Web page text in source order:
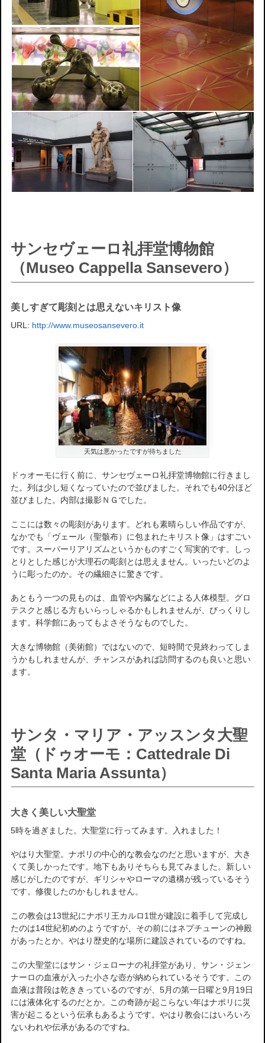
サンセヴェーロ礼拝堂博物館
（Museo Cappella Sansevero）
美しすぎて彫刻とは思えないキリスト像
URL: http://www.museosansevero.it
天気は悪かったですが待ちました
ドゥオーモに行く前に、サンセヴェーロ礼拝堂博物館に行きまし
た。列は少し短くなっていたので並びました。それでも40分ほど
並びました。内部は撮影ＮＧでした。
ここには数々の彫刻があります。どれも素晴らしい作品ですが、
なかでも「ヴェール（聖骸布）に包まれたキリスト像」はすごい
です。スーパーリアリズムというかものすごく写実的です。しっ
とりとした感じが大理石の彫刻とは思えません。いったいどのよ
うに彫ったのか。その繊細さに驚きです。
あともう一つの見ものは、血管や内臓などによる人体模型。グロ
テスクと感じる方もいらっしゃるかもしれませんが、びっくりし
ます。科学館にあってもよさそうなものでした。
大きな博物館（美術館）ではないので、短時間で見終わってしま
うかもしれませんが、チャンスがあれば訪問するのも良いと思い
ます。
サンタ・マリア・アッスンタ大聖
堂（ドゥオーモ：Cattedrale Di
Santa Maria Assunta）
大きく美しい大聖堂
5時を過ぎました。大聖堂に行ってみます。入れました！
やはり大聖堂。ナポリの中心的な教会なのだと思いますが、大き
くて美しかったです。地下もありそちらも見てみました。新しい
感じがしたのですが、ギリシャやローマの遺構が残っているそう
です。修復したのかもしれません。
この教会は13世紀にナポリ王カルロ1世が建設に着手して完成し
たのは14世紀初めのようですが、その前にはネプチューンの神殿
があったとか。やはり歴史的な場所に建設されているのですね。
この大聖堂にはサン・ジェローナの礼拝堂があり、サン・ジェン
ナーロの血液が入った小さな壺が納められているそうです。この
血液は普段は乾ききっているのですが、5月の第一日曜と9月19日
には液体化するのだとか。この奇跡が起こらない年はナポリに災
害が起こるという伝承もあるようです。やはり教会にはいろいろ
ないわれや伝承があるのですね。